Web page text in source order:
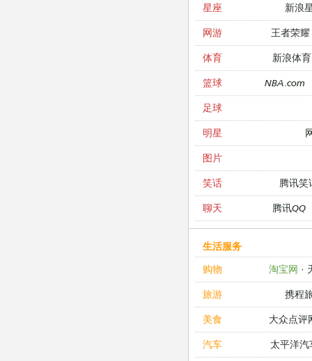
星座 新浪
网游 王者荣耀
体育 新浪体育
篮球 NBA.com
足球
明星
图片
笑话 腾讯笑
聊天 腾讯QQ
生活服务
购物
淘宝网 ·
旅游 携程
美食 大众点评
汽车 太平洋汽